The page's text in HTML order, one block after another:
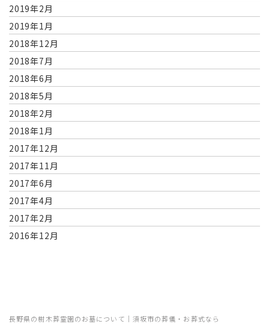
長野県の樹木葬霊園のお墓について｜須坂市の葬儀・お葬式なら
2019年2月
2019年1月
2018年12月
2018年7月
2018年6月
2018年5月
2018年2月
2018年1月
2017年12月
2017年11月
2017年6月
2017年4月
2017年2月
2016年12月